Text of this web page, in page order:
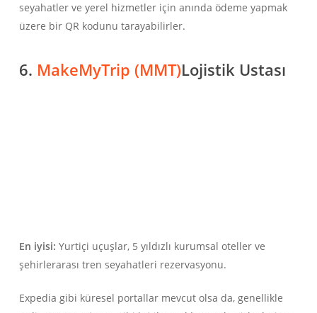
seyahatler ve yerel hizmetler için anında ödeme yapmak
üzere bir QR kodunu tarayabilirler.
6. MakeMyTrip (MMT)Lojistik Ustası
En iyisi: Yurtiçi uçuşlar, 5 yıldızlı kurumsal oteller ve
şehirlerarası tren seyahatleri rezervasyonu.
Expedia gibi küresel portallar mevcut olsa da, genellikle